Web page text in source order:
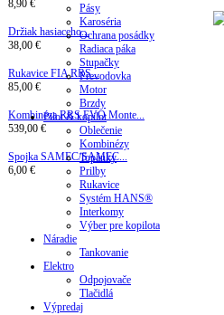
8,90 €
Držiak hasiaceho...
38,00 €
Rukavice FIA ​​RRS...
85,00 €
Kombinéza RRS EVO Monte...
539,00 €
Spojka SAMEC/SAMEC...
6,00 €
Pásy
Karoséria
Ochrana posádky
Radiaca páka
Stupačky
Prevodovka
Motor
Brzdy
Pilot & kopilot
Oblečenie
Kombinézy
Topánky
Prilby
Rukavice
Systém HANS®
Interkomy
Výber pre kopilota
Náradie
Tankovanie
Elektro
Odpojovače
Tlačidlá
Výpredaj